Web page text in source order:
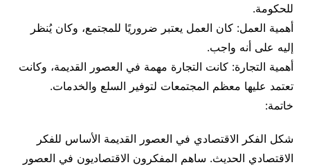
للحكومة.
أهمية العمل: كان العمل يعتبر ضروريًا للمجتمع، وكان يُنظر
إليه على أنه واجب.
أهمية التجارة: كانت التجارة مهمة في العصور القديمة، وكانت
تعتمد عليها معظم المجتمعات لتوفير السلع والخدمات.
خاتمة:
شكل الفكر الاقتصادي في العصور القديمة الأساس للفكر
الاقتصادي الحديث. ساهم المفكرون الاقتصاديون في العصور